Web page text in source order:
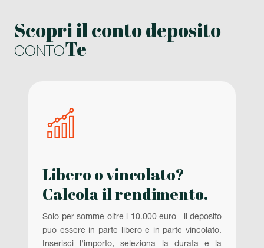
Scopri il conto deposito
CONTOTe
Libero o vincolato?
Calcola il rendimento.
Solo per somme oltre i 10.000 euro il deposito
può essere in parte libero e in parte vincolato.
Inserisci l’importo, seleziona la durata e la